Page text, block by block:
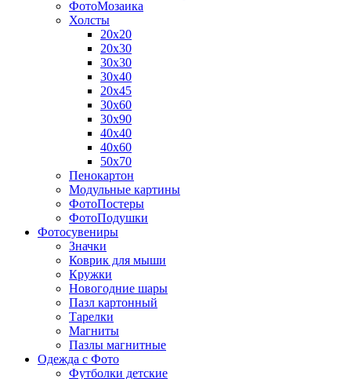
ФотоМозаика
Холсты
20х20
20х30
30х30
30х40
20х45
30х60
30х90
40х40
40х60
50х70
Пенокартон
Модульные картины
ФотоПостеры
ФотоПодушки
Фотоcувениры
Значки
Коврик для мыши
Кружки
Новогодние шары
Пазл картонный
Тарелки
Магниты
Пазлы магнитные
Одежда с Фото
Футболки детские